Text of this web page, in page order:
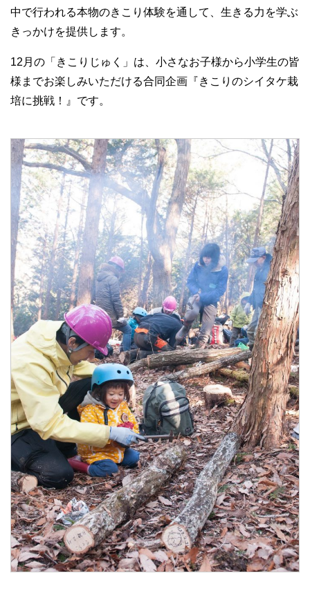
中で行われる本物のきこり体験を通して、生きる力を学ぶ
きっかけを提供します。
12月の「きこりじゅく」は、小さなお子様から小学生の皆
様までお楽しみいただける合同企画『きこりのシイタケ栽
培に挑戦！』です。